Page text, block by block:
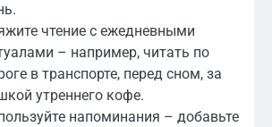
чтение с ежедневными
– например, читать по
в транспорте, перед сном, за
утреннего кофе.
напоминания – добавьте